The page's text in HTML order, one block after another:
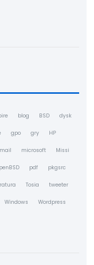
blog BSD dysk
gpo gry HP
mail microsoft Missi
pdf pkgsrc
Tosia tweeter
Windows Wordpress